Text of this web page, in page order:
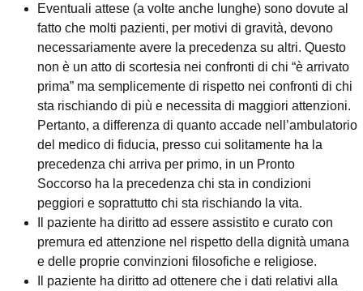
Eventuali attese (a volte anche lunghe) sono dovute al
fatto che molti pazienti, per motivi di gravità, devono
necessariamente avere la precedenza su altri. Questo
non è un atto di scortesia nei confronti di chi “è arrivato
prima” ma semplicemente di rispetto nei confronti di chi
sta rischiando di più e necessita di maggiori attenzioni.
Pertanto, a differenza di quanto accade nell’ambulatorio
del medico di fiducia, presso cui solitamente ha la
precedenza chi arriva per primo, in un Pronto
Soccorso ha la precedenza chi sta in condizioni
peggiori e soprattutto chi sta rischiando la vita.
Il paziente ha diritto ad essere assistito e curato con
premura ed attenzione nel rispetto della dignità umana
e delle proprie convinzioni filosofiche e religiose.
Il paziente ha diritto ad ottenere che i dati relativi alla